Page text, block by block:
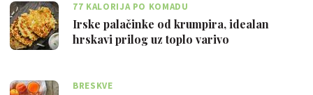
77 KALORIJA PO KOMADU
Irske palačinke od krumpira, idealan
hrskavi prilog uz toplo varivo
BRESKVE